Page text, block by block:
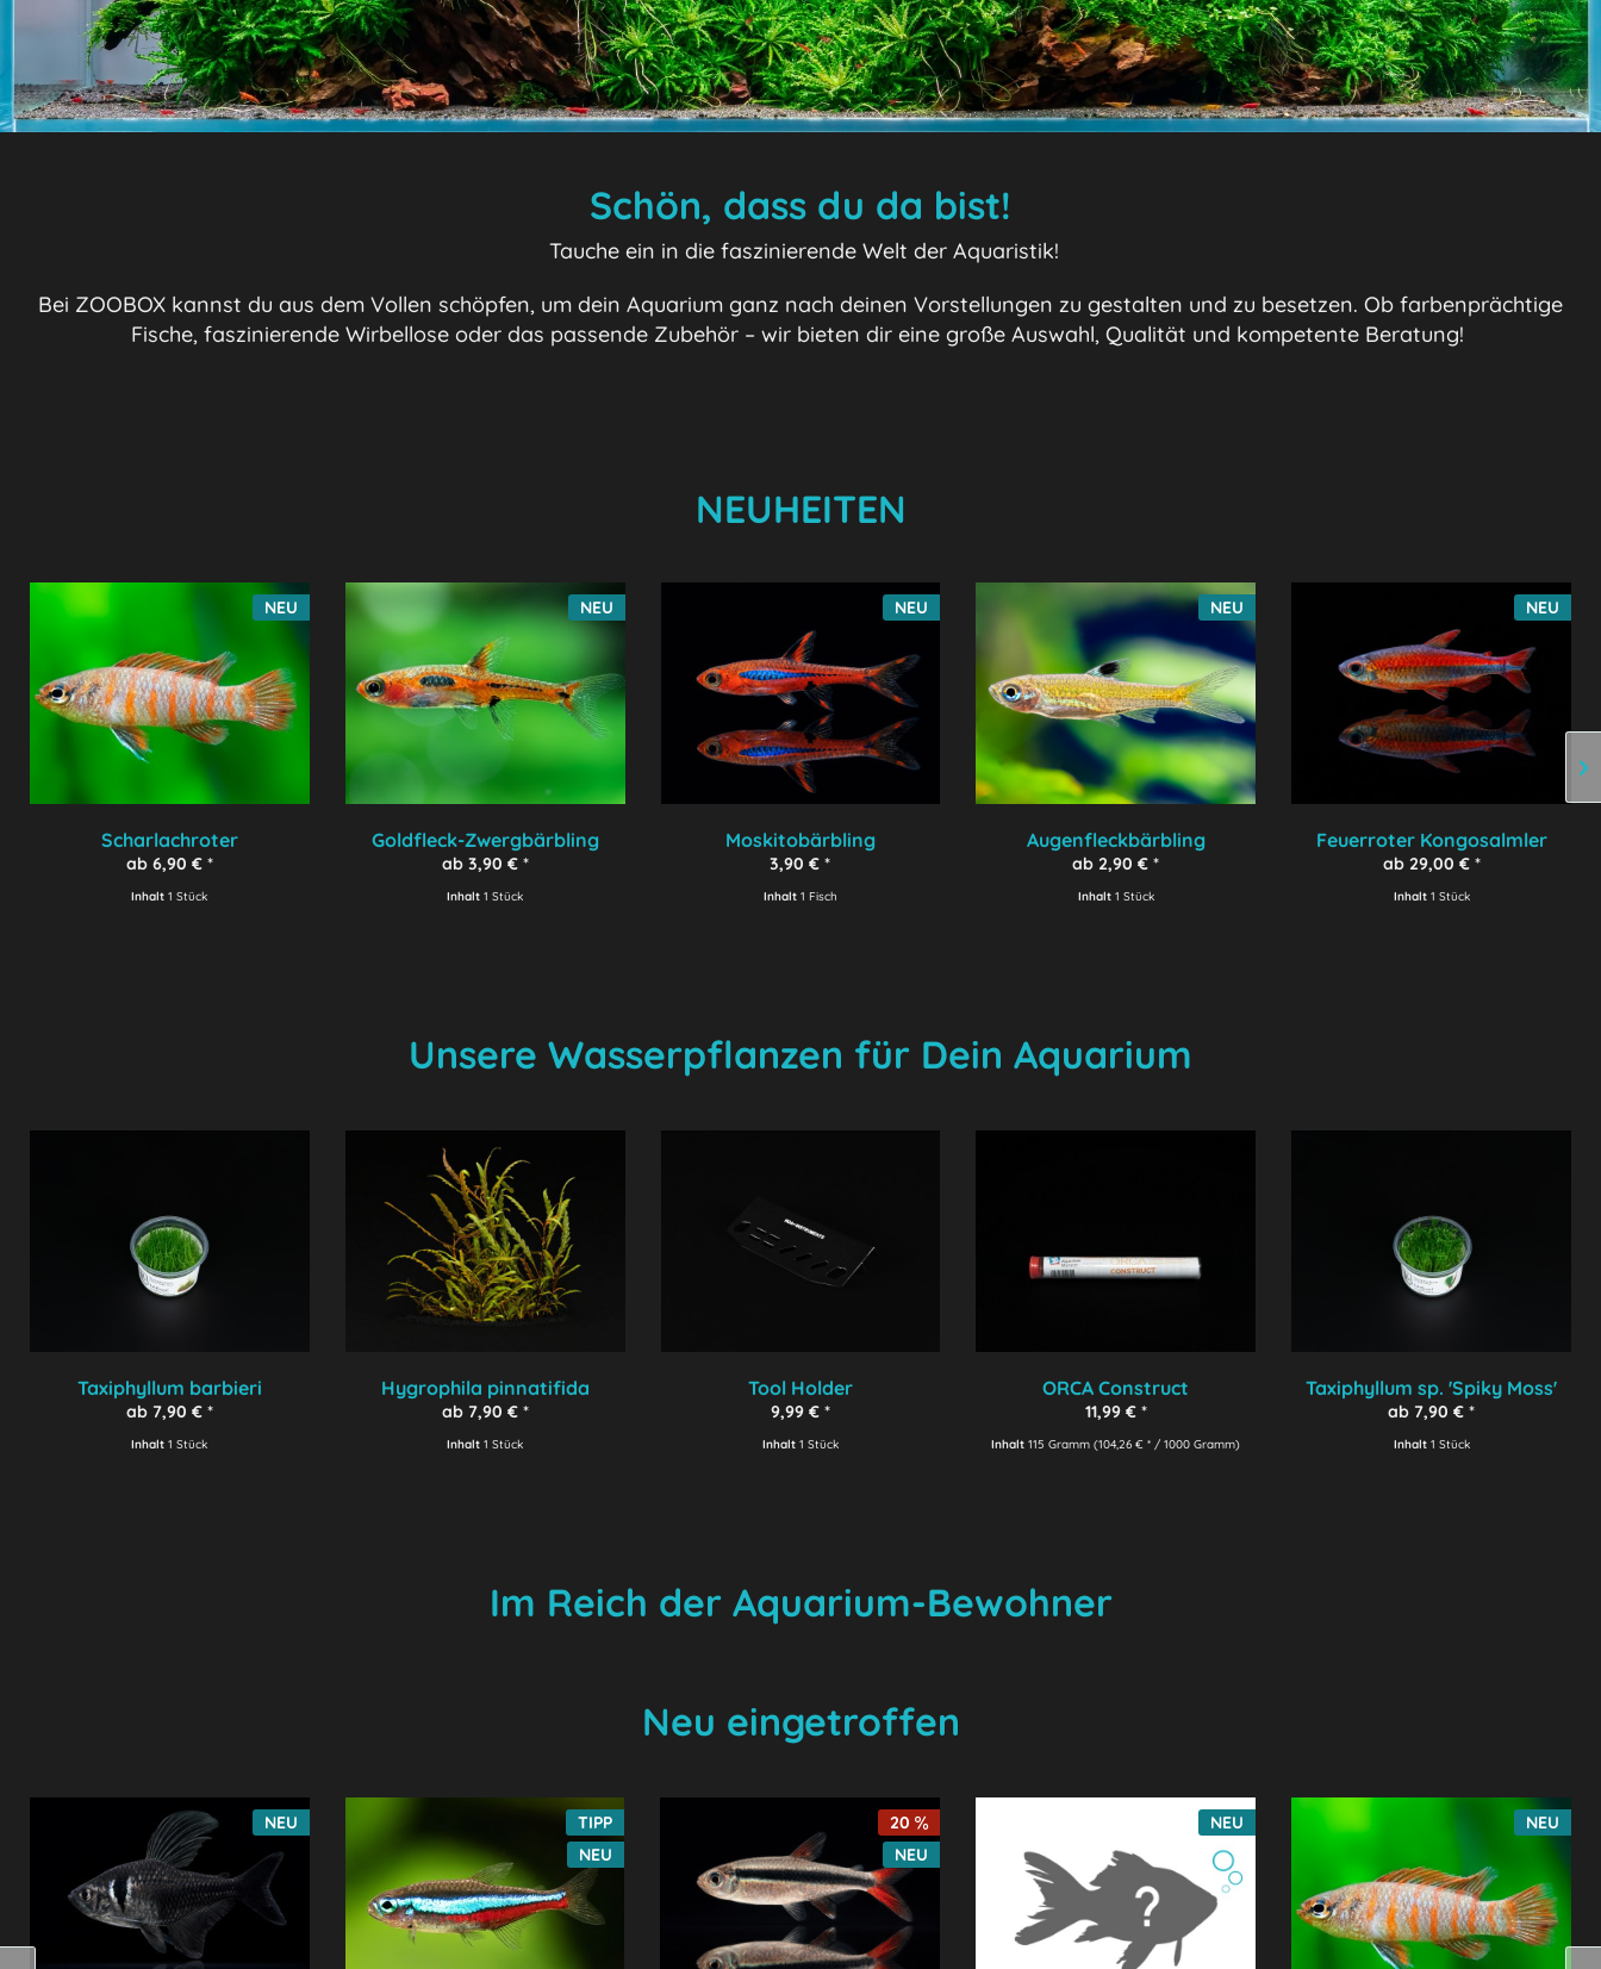
Schön, dass du da bist!
Tauche ein in die faszinierende Welt der Aquaristik!
Bei ZOOBOX kannst du aus dem Vollen schöpfen, um dein Aquarium ganz nach deinen Vorstellungen zu gestalten und zu besetzen. Ob farbenprächtige
Fische, faszinierende Wirbellose oder das passende Zubehör – wir bieten dir eine große Auswahl, Qualität und kompetente Beratung!
NEUHEITEN
NEU
Scharlachroter
Zwergblaubarsch
ab 6,90 € *
Inhalt1 Stück
NEU
Goldfleck-Zwergbärbling
ab 3,90 € *
Inhalt1 Stück
NEU
Moskitobärbling
3,90 € *
Inhalt 1 Fisch
NEU
Augenfleckbärbling
ab 2,90 € *
Inhalt 1 Stück
NEU
Feuerroter Kongosalmler
ab 29,00 € *
Inhalt 1 Stück
Unsere Wasserpflanzen für Dein Aquarium
Taxiphyllum barbieri
'Javamoos' / Bogor Moss
ab 7,90 € *
Inhalt1 Stück
Hygrophila pinnatifida
ab 7,90 € *
Inhalt1 Stück
Tool Holder
9,99 € *
Inhalt 1 Stück
ORCA Construct
11,99 € *
Inhalt115 Gramm(104,26 € * / 1000 Gramm)
Taxiphyllum sp. 'Spiky Moss'
ab 7,90 € *
Inhalt 1 Stück
Im Reich der Aquarium-Bewohner
Neu eingetroffen
NEU
TIPP
NEU
20
NEU
NEU NEU